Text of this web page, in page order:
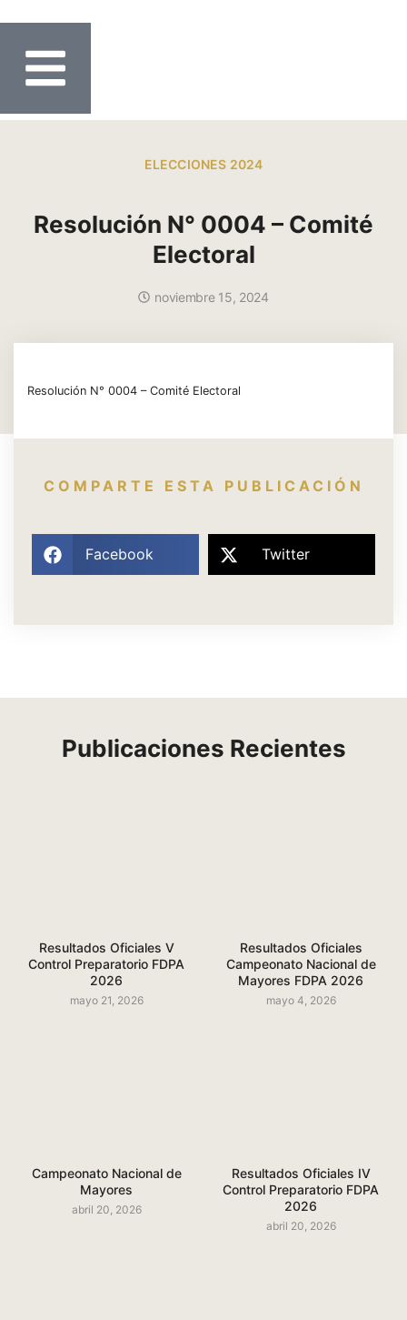
ELECCIONES 2024
Resolución N° 0004 – Comité
Electoral
noviembre 15, 2024
Resolución N° 0004 – Comité Electoral
COMPARTE ESTA PUBLICACIÓN
Facebook Twitter
Publicaciones Recientes
Resultados Oficiales V
Control Preparatorio FDPA
2026
mayo 21, 2026
Resultados Oficiales
Campeonato Nacional de
Mayores FDPA 2026
mayo 4, 2026
Campeonato Nacional de
Mayores
abril 20, 2026
Resultados Oficiales IV
Control Preparatorio FDPA
2026
abril 20, 2026